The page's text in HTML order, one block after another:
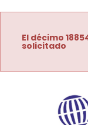
El décimo
solicitado